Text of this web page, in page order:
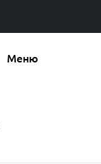
Меню